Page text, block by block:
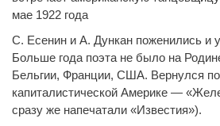
мае 1922 года
С. Есенин и А. Дункан поженились и
Больше года поэта не было на
Бельгии, Франции, США. Вернулся
капиталистической Америке —
сразу же напечатали «Известия»).